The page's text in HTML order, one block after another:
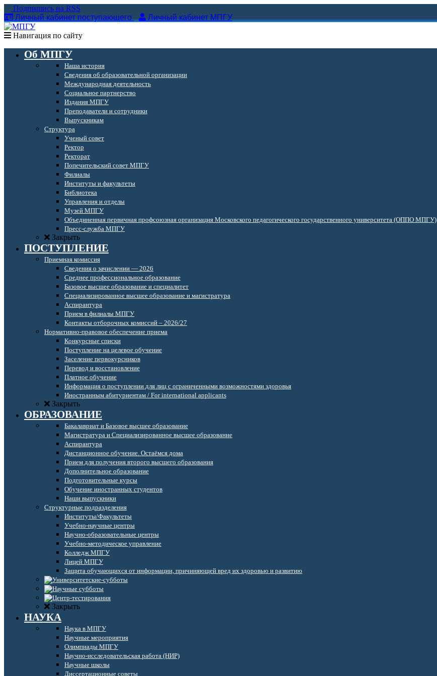
Подпишись на RSS
Личный кабинет поступающего
Личный кабинет МПГУ
Навигация по сайту
Об МПГУ
Наша история
Сведения об образовательной организации
Международная деятельность
Социальное партнерство
Издания МПГУ
Преподаватели и сотрудники
Выпускникам
Структура
Ученый совет
Ректор
Ректорат
Попечительский совет МПГУ
Филиалы
Институты и факультеты
Библиотека
Управления и отделы
Музей МПГУ
Объединенная первичная профсоюзная организация Московского педагогического государственного университета (ОППО МПГУ)
Пресс-служба МПГУ
Закрыть
ПОСТУПЛЕНИЕ
Приемная комиссия
Сведения о зачислении — 2026
Среднее профессиональное образование
Базовое высшее образование и специалитет
Специализированное высшее образование и магистратура
Аспирантура
Прием в филиалы МПГУ
Контакты отборочных комиссий – 2026/27
Нормативно-правовое обеспечение приема
Конкурсные списки
Поступление на целевое обучение
Заселение первокурсников
Перевод и восстановление
Платное обучение
Информация о поступлении для лиц с ограниченными возможностями здоровья
Иностранным абитуриентам / For international applicants
Закрыть
ОБРАЗОВАНИЕ
Бакалавриат и Базовое высшее образование
Магистратура и Специализированное высшее образование
Аспирантура
Дистанционное обучение. Остаёмся дома
Прием для получения второго высшего образования
Дополнительное образование
Подготовительные курсы
Обучение иностранных студентов
Наши выпускники
Структурные подразделения
Институты/Факультеты
Учебно-научные центры
Научно-образовательные центры
Учебно-методическое управление
Колледж МПГУ
Лицей МПГУ
Защита обучающихся от информации, причиняющей вред их здоровью и развитию
Закрыть
НАУКА
Наука в МПГУ
Научные мероприятия
Олимпиады МПГУ
Научно-исследовательская работа (НИР)
Научные школы
Диссертационные советы